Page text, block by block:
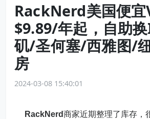
RackNerd美国便宜
$9.89/年起，自助
矶/圣何塞/西雅图/
房
2024-03-08 15:40:01
RackNerd商家近期整理了库存，